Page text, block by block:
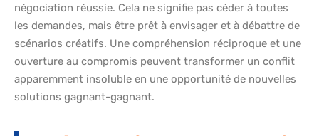
négociation réussie. Cela ne signifie pas céder à toutes
les demandes, mais être prêt à envisager et à débattre de
scénarios créatifs. Une compréhension réciproque et une
ouverture au compromis peuvent transformer un conflit
apparemment insoluble en une opportunité de nouvelles
solutions gagnant-gagnant.